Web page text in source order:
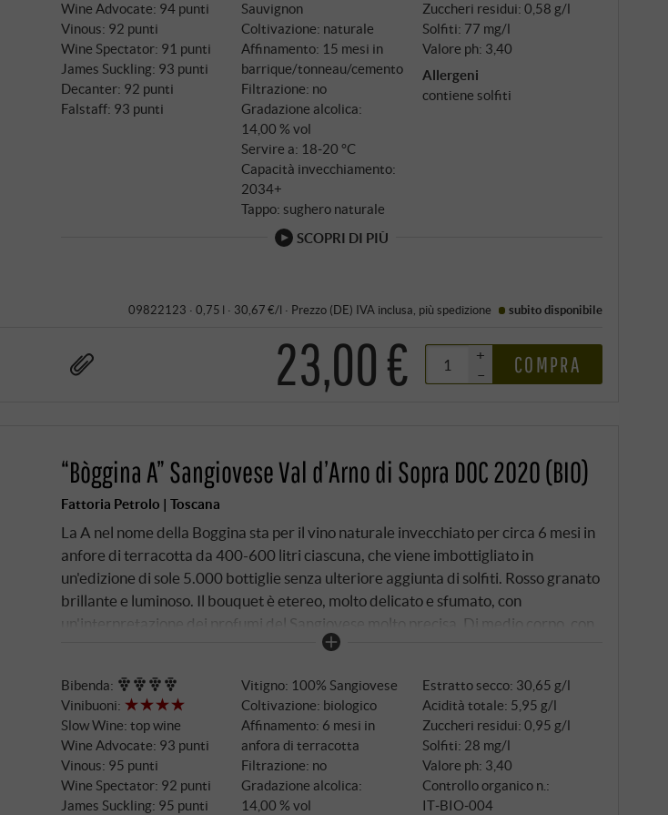
Wine Advocate: 94 punti
Vinous: 92 punti
Wine Spectator: 91 punti
James Suckling: 93 punti
Decanter: 92 punti
Falstaff: 93 punti
Sauvignon
Coltivazione: naturale
Affinamento: 15 mesi in
barrique/tonneau/cemento
Filtrazione: no
Gradazione alcolica:
14,00 % vol
Servire a: 18‑20 °C
Capacità invecchiamento:
2034+
Tappo: sughero naturale
Zuccheri residui: 0,58 g/l
Solfiti: 77 mg/l
Valore ph: 3,40
Allergeni
contiene solfiti
SCOPRI DI PIÙ
09822123 · 0,75 l · 30,67 €/l · Prezzo (DE) IVA inclusa , più spedizione subito disponibile
23,00 €
+
–
COMPRA
“Bòggina A” Sangiovese Val d’Arno di Sopra DOC 2020 (BIO)
Fattoria Petrolo | Toscana
La A nel nome della Boggina sta per il vino naturale invecchiato per circa 6 mesi in
anfore di terracotta da 400-600 litri ciascuna, che viene imbottigliato in
un'edizione di sole 5.000 bottiglie senza ulteriore aggiunta di solfiti. Rosso granato
brillante e luminoso. Il bouquet è etereo, molto delicato e sfumato, con
un'interpretazione dei profumi del Sangiovese molto precisa. Di medio corpo, con
una bella struttura e un autentico frutto di Sangiovese con una vena salina. Il finale
capolavoro di bellezza ed eleganza. SUPERIORE.DE
Bibenda:
Vinibuoni:
Slow Wine: top wine
Wine Advocate: 93 punti
Vinous: 95 punti
Wine Spectator: 92 punti
James Suckling: 95 punti
Vitigno: 100% Sangiovese
Coltivazione: biologico
Affinamento: 6 mesi in
anfora di terracotta
Filtrazione: no
Gradazione alcolica:
14,00 % vol
Estratto secco: 30,65 g/l
Acidità totale: 5,95 g/l
Zuccheri residui: 0,95 g/l
Solfiti: 28 mg/l
Valore ph: 3,40
Controllo organico n.:
IT‑BIO‑004